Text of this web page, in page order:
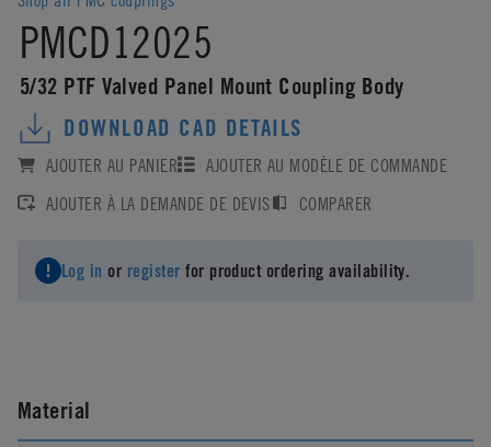
PMCD12025
5/32 PTF Valved Panel Mount Coupling Body
DOWNLOAD CAD DETAILS
AJOUTER AU PANIER
AJOUTER AU MODÈLE DE COMMANDE
AJOUTER À LA DEMANDE DE DEVIS
COMPARER
Log in or register for product ordering availability.
Material